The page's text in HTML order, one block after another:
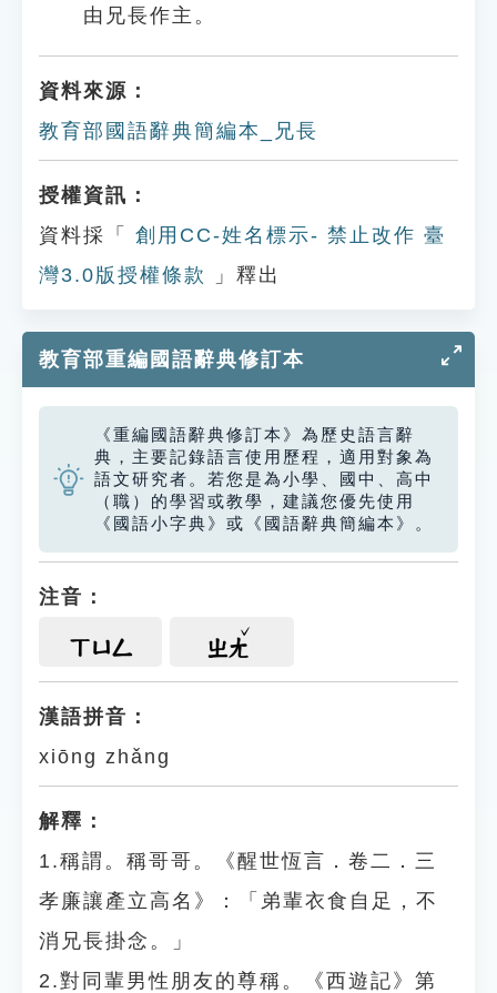
由兄長作主。
資料來源：
教育部國語辭典簡編本_兄長
授權資訊：
資料採「
創用CC-姓名標示- 禁止改作 臺
灣3.0版授權條款
」釋出
教育部重編國語辭典修訂本
《重編國語辭典修訂本》為歷史語言辭
典，主要記錄語言使用歷程，適用對象為
語文研究者。若您是為小學、國中、高中
（職）的學習或教學，建議您優先使用
《國語小字典》或《國語辭典簡編本》。
注音：
ㄒㄩㄥ ㄓㄤ
漢語拼音：
xiōng zhǎng
解釋：
1.稱謂。稱哥哥。《醒世恆言．卷二．三
孝廉讓產立高名》：「弟輩衣食自足，不
消兄長掛念。」
2.對同輩男性朋友的尊稱。《西遊記》第